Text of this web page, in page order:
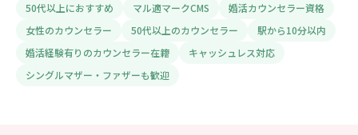
50代以上におすすめ
マル適マークCMS
婚活カウンセラー資格
女性のカウンセラー
50代以上のカウンセラー
駅から10分以内
婚活経験有りのカウンセラー在籍
キャッシュレス対応
シングルマザー・ファザーも歓迎